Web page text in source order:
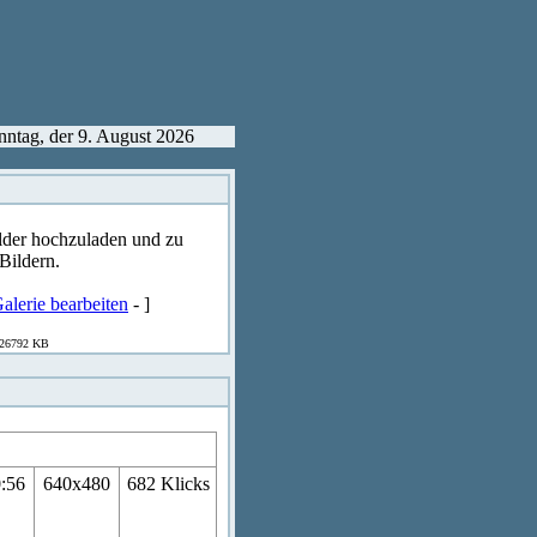
der 9. August 2026
hochzuladen und zu
bearbeiten - ]
KB
640x480 682 Klicks